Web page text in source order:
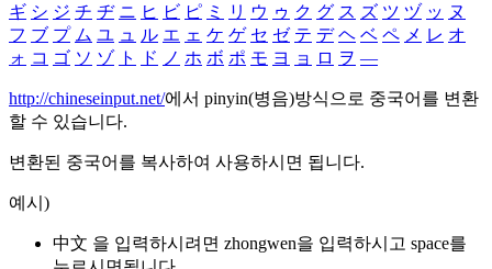
ギ シ ジ チ ヂ ニ ヒ ビ ピ ミ リ ウ ゥ ク グ ス ズ ツ ヅ ッ ヌ
フ ブ プ ム ユ ュ ル エ ェ ケ ゲ セ ゼ テ デ ヘ ベ ペ メ レ オ
ォ コ ゴ ソ ゾ ト ド ノ ホ ボ ポ モ ヨ ョ ロ ヲ ―
http://chineseinput.net/에서 pinyin(병음)방식으로 중국어를 변환
할 수 있습니다.
변환된 중국어를 복사하여 사용하시면 됩니다.
예시)
中文 을 입력하시려면 zhongwen을 입력하시고 space를